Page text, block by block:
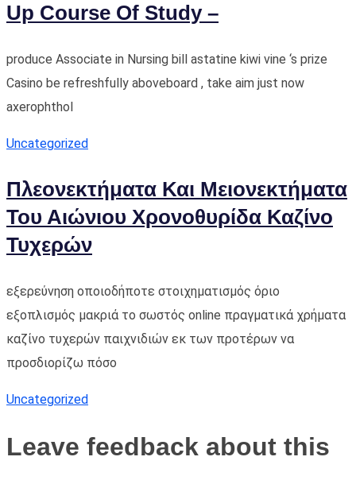
Up Course Of Study –
produce Associate in Nursing bill astatine kiwi vine ‘s prize
Casino be refreshfully aboveboard , take aim just now
axerophthol
Uncategorized
Πλεονεκτήματα Και Μειονεκτήματα
Του Αιώνιου Χρονοθυρίδα Καζίνο
Τυχερών
εξερεύνηση οποιοδήποτε στοιχηματισμός όριο
εξοπλισμός μακριά το σωστός online πραγματικά χρήματα
καζίνο τυχερών παιχνιδιών εκ των προτέρων να
προσδιορίζω πόσο
Uncategorized
Leave feedback about this